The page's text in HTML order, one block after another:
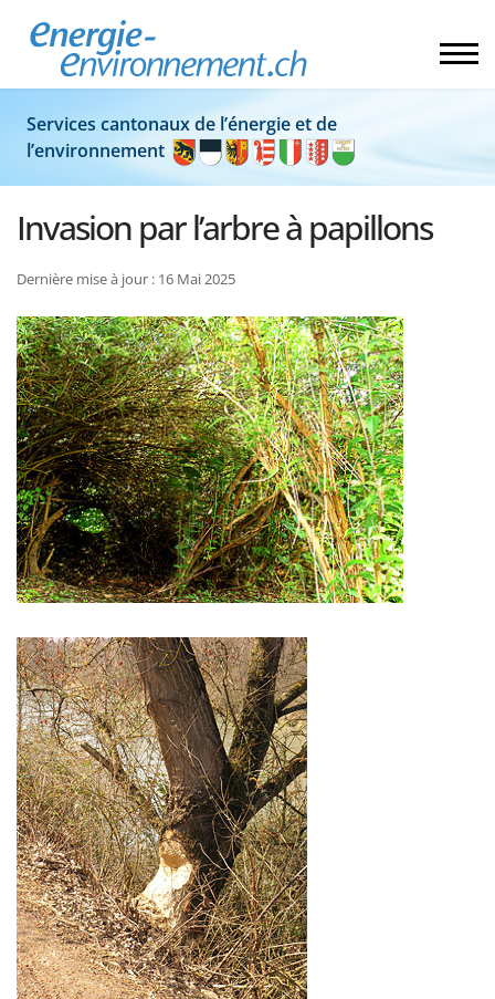
Services cantonaux de l’énergie et de
l’environnement
Invasion par l’arbre à papillons
Dernière mise à jour : 16 Mai 2025